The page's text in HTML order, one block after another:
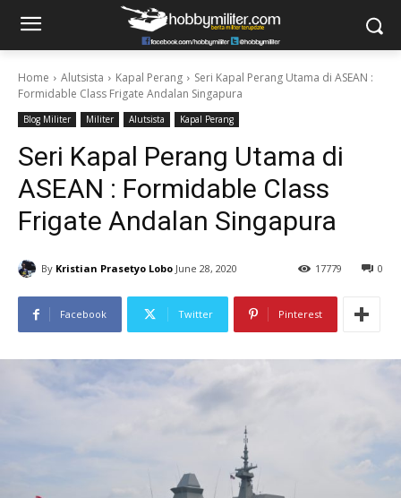
Home Alutsista Kapal Perang
Seri Kapal Perang Utama di ASEAN :
Formidable Class Frigate Andalan Singapura
Blog Militer Militer Alutsista Kapal Perang
Seri Kapal Perang Utama di
ASEAN : Formidable Class
Frigate Andalan Singapura
By Kristian Prasetyo Lobo June 28, 2020 0
17779
Facebook Twitter Pinterest